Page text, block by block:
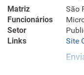
Matriz
São
Funcionários
Setor
Links
Site